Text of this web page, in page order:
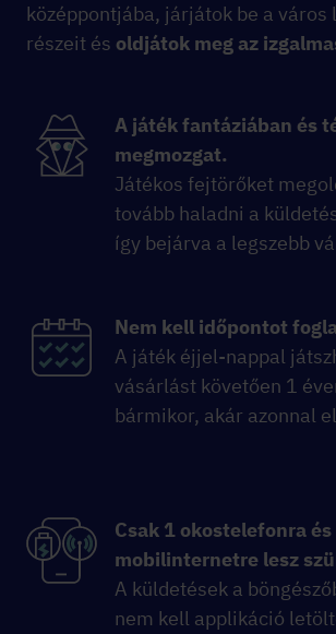
középpontjába, járjátok be a város
részeit és oldjátok meg az
A játék fantáziában és
megmozgat.
Játékos fejtörőket
tovább haladni a
így bejárva a legszebb
Nem kell időpontot
A játék éjjel-nappal
vásárlást követően 1
bármikor, akár azonnal
Csak 1 okostelefonra
mobilinternetre lesz
A küldetések a
nem kell applikáció